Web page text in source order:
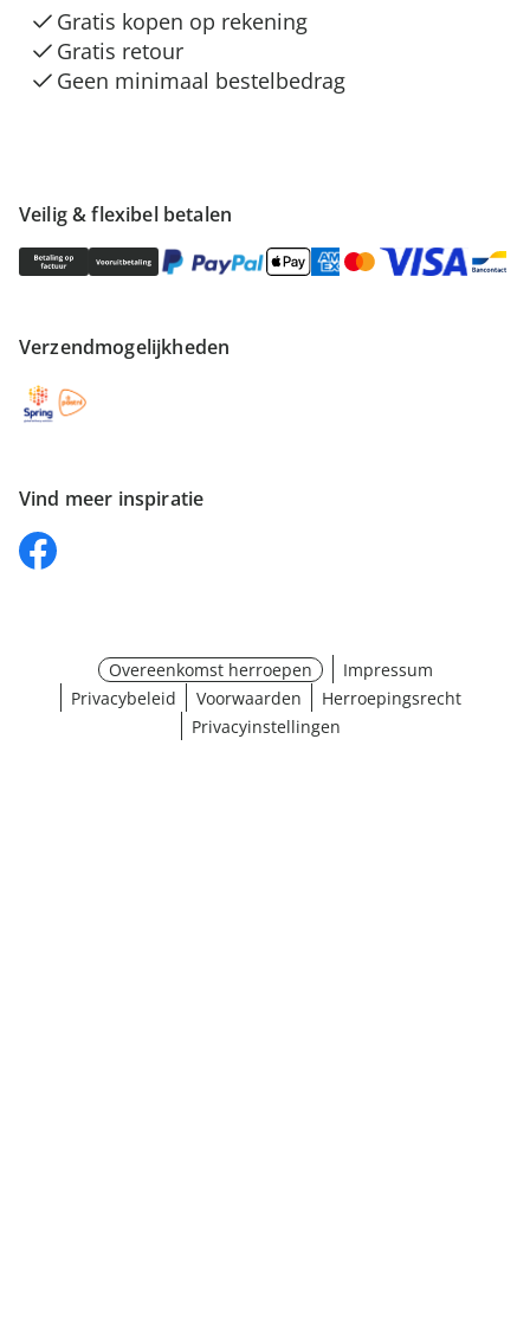
Veilig & flexibel betalen
Verzendmogelijkheden
Vind meer inspiratie
Gratis kopen op rekening
Gratis retour
Geen minimaal bestelbedrag
Overeenkomst herroepen
Impressum
Privacybeleid
Voorwaarden
Herroepingsrecht
Privacyinstellingen